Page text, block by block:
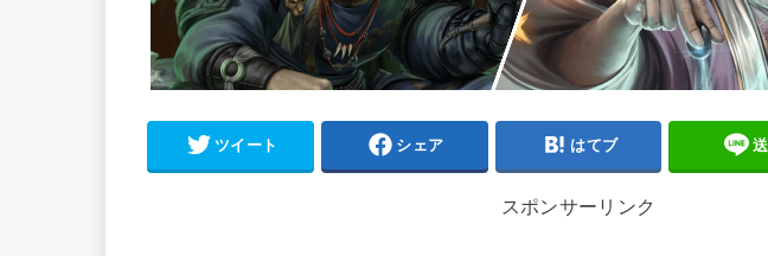
ツイート シェア はてブ
スポンサーリンク